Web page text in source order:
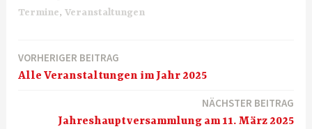
Termine,Veranstaltungen
Beitragsnavigation
VORHERIGER BEITRAG
Alle Veranstaltungen im Jahr 2025
NÄCHSTER BEITRAG
Jahreshauptversammlung am 11. März 2025